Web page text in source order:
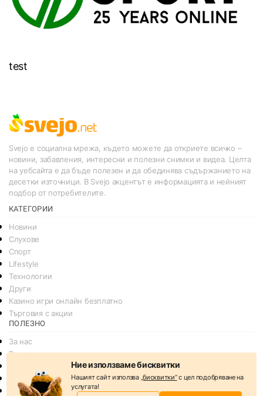
test
Svejo е социална мрежа, където можете да откриете всичко –
новини, забавления, интересни и полезни снимки и видеа. Целта
на уебсайта е да бъде полезен и да обединява съдържанието на
десетки източници. В Svejo акцентът е информацията и нейният
подбор от потребителите.
КАТЕГОРИИ
Новини
Слухове
Спорт
Lifestyle
Технологии
Други
Казино игри онлайн безплатно
Търговия с акции
ПОЛЕЗНО
За нас
Реклама
Условия за споделяне
Политика за поверителснот
Ние използваме бисквитки
Нашият сайт използва „бисквитки“с цел подобряване на
услугата!